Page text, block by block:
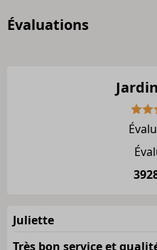
Évaluations
Juliette
Très bon service et